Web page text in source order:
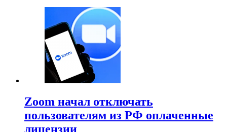
Zoom начал отключать
пользователям из РФ оплаченные
лицензии